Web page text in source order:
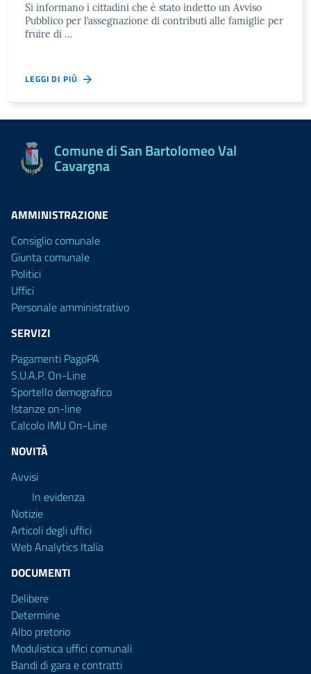
Si informano i cittadini che è stato indetto un Avviso
Pubblico per l’assegnazione di contributi alle famiglie per
fruire di …
LEGGI DI PIÙ
Comune di San Bartolomeo Val
Cavargna
AMMINISTRAZIONE
Consiglio comunale
Giunta comunale
Politici
Uffici
Personale amministrativo
SERVIZI
Pagamenti PagoPA
S.U.A.P. On-Line
Sportello demografico
Istanze on-line
Calcolo IMU On-Line
NOVITÀ
Avvisi
In evidenza
Notizie
Articoli degli uffici
Web Analytics Italia
DOCUMENTI
Delibere
Determine
Albo pretorio
Modulistica uffici comunali
Bandi di gara e contratti